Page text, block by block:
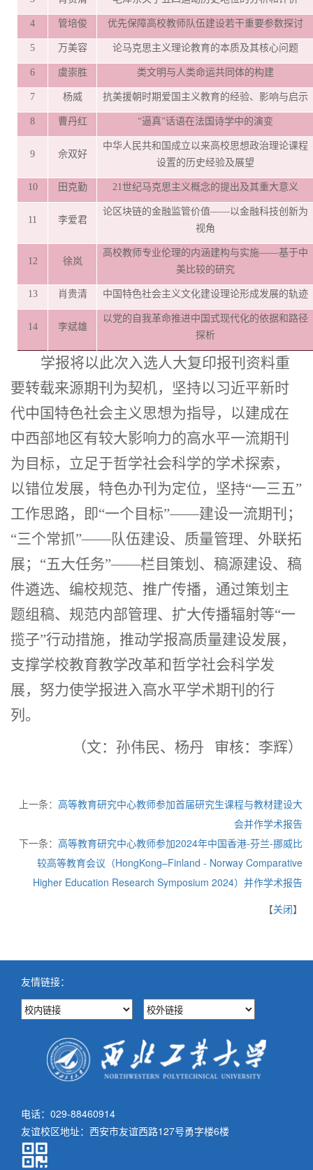
4 管培俊 优先保障高校教师队伍建设若干重要参数探讨
5 万美容 论马克思主义理论教育的本质及其核心问题
6 虞崇胜 类文明与人类命运共同体的构建
7 杨威 抗美援朝时期爱国主义教育的经验、影响与启示
8 曹丹红 “逼真”话语在法国诗学中的演变
9 佘双好
中华人民共和国成立以来高校思想政治理论课程
设置的历史经验及展望
10 田克勤 21世纪马克思主义概念的提出及其重大意义
11 李爱君
论区块链的金融监管价值——以金融科技创新为
视角
12 徐岚
高校教师专业伦理的内涵建构与实施——基于中
美比较的研究
13 肖贵清 中国特色社会主义文化建设理论形成发展的轨迹
14 李斌雄
以党的自我革命推进中国式现代化的依据和路径
探析
学报将以此次入选人大复印报刊资料重
要转载来源期刊 为契机，坚持以习近平新时
代中国特色社会主义思想为指导，以建成在
中西部地区有较大影响力的高水平一流期刊
为目标，立足于哲学社会科学的学术探索，
以错位发展，特色办刊为定位，坚持“一三五”
工作思路，即“一个目标”——建设一流期刊；
“三个常抓”——队伍建设、质量管理、外联拓
展；“五大任务”——栏目策划、稿源建设、稿
件遴选、编校规范、推广传播，通过策划主
题组稿、规范内部管理、扩大传播辐射等“一
揽子”行动措施，推动学报高质量建设发展，
支撑学校教育教学改革和哲学社会科学发
展，努力使学报进入高水平学术期刊的行
列。
（文： 孙伟民、杨丹 审核：李辉）
上一条： 高等教育研究中心教师参加首届研究生课程与教材建设大
会并作学术报告
下一条： 高等教育研究中心教师参加2024年中国香港-芬兰-挪威比
较高等教育会议（HongKong–Finland - Norway Comparative
Higher Education Research Symposium 2024）并作学术报告
【关闭】
友情链接：
电话：029-88460914
友谊校区地址：西安市友谊西路127号勇字楼6楼